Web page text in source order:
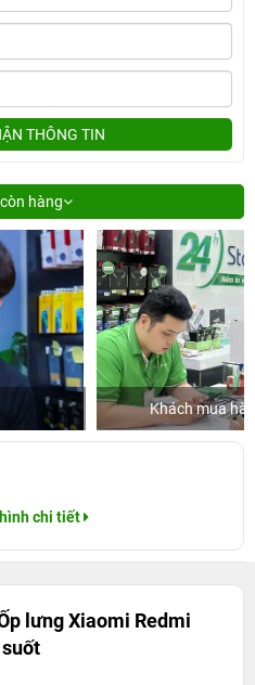
THÔNG TIN
hàng
Khách mua
chi tiết
lưng Xiaomi Redmi